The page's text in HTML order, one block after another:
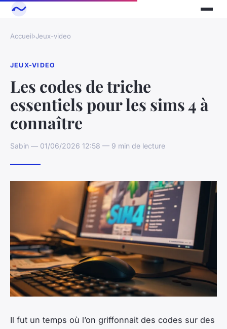
Accueil›Jeux-video
JEUX-VIDEO
Les codes de triche
essentiels pour les sims 4 à
connaître
Sabin — 01/06/2026 12:58 — 9 min de lecture
Il fut un temps où l’on griffonnait des codes sur des